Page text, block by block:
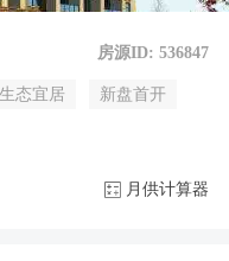
房源ID: 536847
生态宜居 新盘首开
月供计算器